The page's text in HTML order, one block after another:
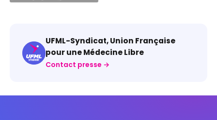
UFML-Syndicat, Union Française
pour une Médecine Libre
Contact presse →